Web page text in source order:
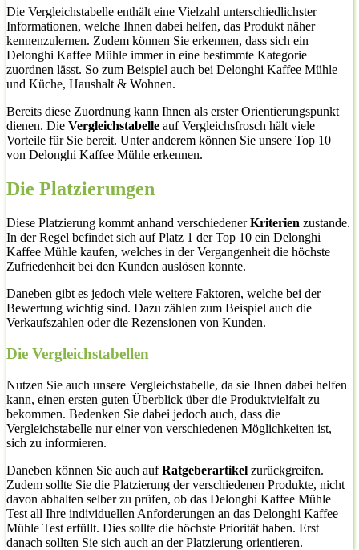
Die Vergleichstabelle enthält eine Vielzahl unterschiedlichster
Informationen, welche Ihnen dabei helfen, das Produkt näher
kennenzulernen. Zudem können Sie erkennen, dass sich ein
Delonghi Kaffee Mühle immer in eine bestimmte Kategorie
zuordnen lässt. So zum Beispiel auch bei Delonghi Kaffee Mühle
und Küche, Haushalt & Wohnen.
Bereits diese Zuordnung kann Ihnen als erster Orientierungspunkt
dienen. Die Vergleichstabelle auf Vergleichsfrosch hält viele
Vorteile für Sie bereit. Unter anderem können Sie unsere Top 10
von Delonghi Kaffee Mühle erkennen.
Die Platzierungen
Diese Platzierung kommt anhand verschiedenerKriterien zustande.
In der Regel befindet sich auf Platz 1 der Top 10 ein Delonghi
Kaffee Mühle kaufen, welches in der Vergangenheit die höchste
Zufriedenheit bei den Kunden auslösen konnte.
Daneben gibt es jedoch viele weitere Faktoren, welche bei der
Bewertung wichtig sind. Dazu zählen zum Beispiel auch die
Verkaufszahlen oder die Rezensionen von Kunden.
Die Vergleichstabellen
Nutzen Sie auch unsere Vergleichstabelle, da sie Ihnen dabei helfen
kann, einen ersten guten Überblick über die Produktvielfalt zu
bekommen. Bedenken Sie dabei jedoch auch, dass die
Vergleichstabelle nur einer von verschiedenen Möglichkeiten ist,
sich zu informieren.
Daneben können Sie auch aufRatgeberartikel zurückgreifen.
Zudem sollte Sie die Platzierung der verschiedenen Produkte, nicht
davon abhalten selber zu prüfen, ob das Delonghi Kaffee Mühle
Test all Ihre individuellen Anforderungen an das Delonghi Kaffee
Mühle Test erfüllt. Dies sollte die höchste Priorität haben. Erst
danach sollten Sie sich auch an der Platzierung orientieren.